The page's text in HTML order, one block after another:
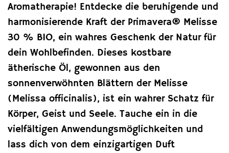
Aromatherapie! Entdecke die beruhigende und
harmonisierende Kraft der Primavera® Melisse
30 % BIO, ein wahres Geschenk der Natur für
dein Wohlbefinden. Dieses kostbare
ätherische Öl, gewonnen aus den
sonnenverwöhnten Blättern der Melisse
(Melissa officinalis), ist ein wahrer Schatz für
Körper, Geist und Seele. Tauche ein in die
vielfältigen Anwendungsmöglichkeiten und
lass dich von dem einzigartigen Duft